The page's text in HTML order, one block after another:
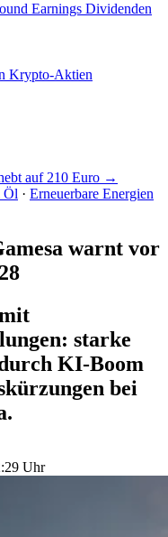
Earnings Dividenden
Krypto-Aktien
auf 210 Euro →
Öl · Erneuerbare Energien
warnt vor
starke
KI-Boom
bei
Uhr